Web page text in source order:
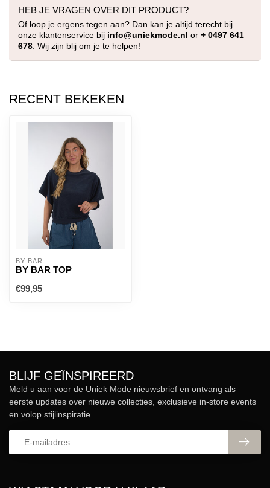
HEB JE VRAGEN OVER DIT PRODUCT?
Of loop je ergens tegen aan? Dan kan je altijd terecht bij
onze klantenservice bij info@uniekmode.nl or + 0497 641
678. Wij zijn blij om je te helpen!
RECENT BEKEKEN
BY BAR
BY BAR TOP
€99,95
BLIJF GEÏNSPIREERD
Meld u aan voor de Uniek Mode nieuwsbrief en ontvang als
eerste updates over nieuwe collecties, exclusieve in-store events
en volop stijlinspiratie.